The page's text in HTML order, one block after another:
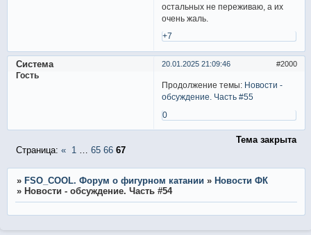
остальных не переживаю, а их
очень жаль.
+7
2000
20.01.2025 21:09:46
Система
Гость
Продолжение темы: Новости -
обсуждение. Часть #55
0
Тема закрыта
Страница: « 1 65 66 67
» FSO_COOL. Форум о фигурном катании » Новости ФК
» Новости - обсуждение. Часть #54